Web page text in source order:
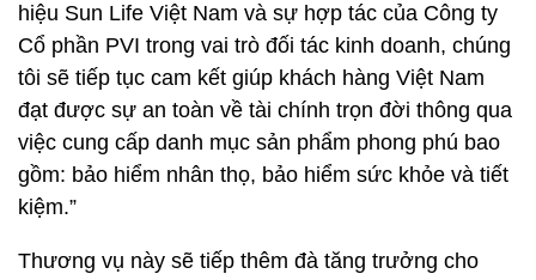
hiệu Sun Life Việt Nam và sự hợp tác của Công ty
Cổ phần PVI trong vai trò đối tác kinh doanh, chúng
tôi sẽ tiếp tục cam kết giúp khách hàng Việt Nam
đạt được sự an toàn về tài chính trọn đời thông qua
việc cung cấp danh mục sản phẩm phong phú bao
gồm: bảo hiểm nhân thọ, bảo hiểm sức khỏe và tiết
kiệm.”
Thương vụ này sẽ tiếp thêm đà tăng trưởng cho